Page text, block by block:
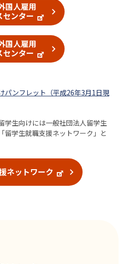
国人雇用
ンター
国人雇用
ンター
パンフレット（平成26年3月1日現
学生向けには一般社団法人留学生
留学生就職支援ネットワーク」と
ネットワーク